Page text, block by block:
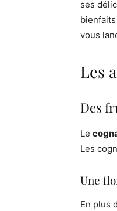
ses
vous
Les
Des
Le
Les
Une
En plus